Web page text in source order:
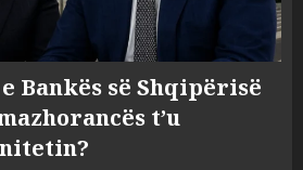
Bankës së Shqipërisë
t’u